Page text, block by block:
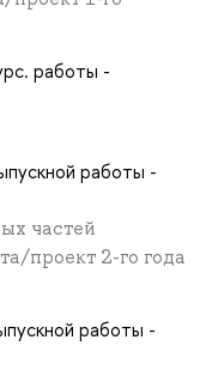
работы -
работы -
частей
проект 2-го года
работы -